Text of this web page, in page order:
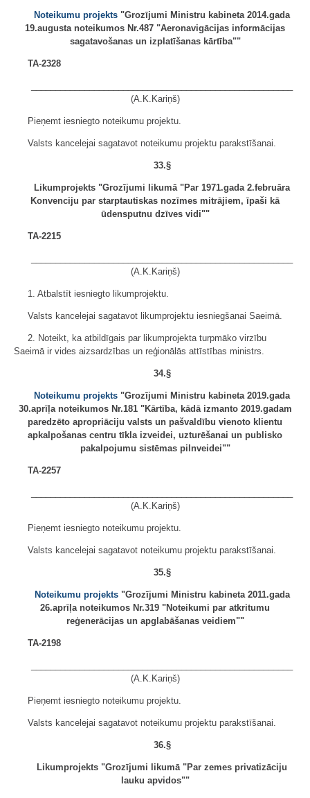
Noteikumu projekts "Grozījumi Ministru kabineta 2014.gada
19.augusta noteikumos Nr.487 "Aeronavigācijas informācijas
sagatavošanas un izplatīšanas kārtība""
TA-2328
(A.K.Kariņš)
Pieņemt iesniegto noteikumu projektu.
Valsts kancelejai sagatavot noteikumu projektu parakstīšanai.
33.§
Likumprojekts "Grozījumi likumā "Par 1971.gada 2.februāra
Konvenciju par starptautiskas nozīmes mitrājiem, īpaši kā
ūdensputnu dzīves vidi""
TA-2215
(A.K.Kariņš)
1. Atbalstīt iesniegto likumprojektu.
Valsts kancelejai sagatavot likumprojektu iesniegšanai Saeimā.
2. Noteikt, ka atbildīgais par likumprojekta turpmāko virzību
Saeimā ir vides aizsardzības un reģionālās attīstības ministrs.
34.§
Noteikumu projekts "Grozījumi Ministru kabineta 2019.gada
30.aprīļa noteikumos Nr.181 "Kārtība, kādā izmanto 2019.gadam
paredzēto apropriāciju valsts un pašvaldību vienoto klientu
apkalpošanas centru tīkla izveidei, uzturēšanai un publisko
pakalpojumu sistēmas pilnveidei""
TA-2257
(A.K.Kariņš)
Pieņemt iesniegto noteikumu projektu.
Valsts kancelejai sagatavot noteikumu projektu parakstīšanai.
35.§
Noteikumu projekts"Grozījumi Ministru kabineta 2011.gada
26.aprīļa noteikumos Nr.319 "Noteikumi par atkritumu
reģenerācijas un apglabāšanas veidiem""
TA-2198
(A.K.Kariņš)
Pieņemt iesniegto noteikumu projektu.
Valsts kancelejai sagatavot noteikumu projektu parakstīšanai.
36.§
Likumprojekts "Grozījumi likumā "Par zemes privatizāciju
lauku apvidos""